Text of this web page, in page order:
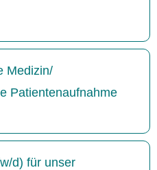
Medizin/
Patientenaufnahme
d) für unser